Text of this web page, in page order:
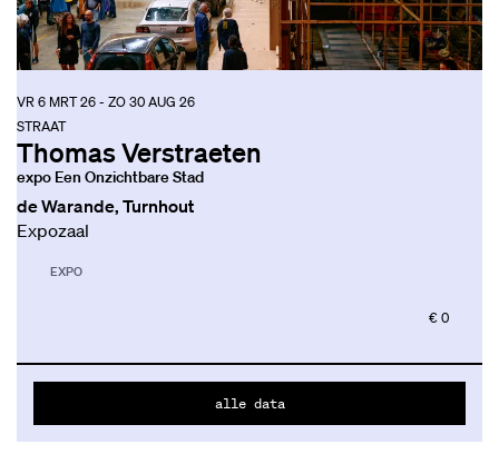
Thomas Verstraeten
expo Een Onzichtbare Stad
STRAAT
VR 6 MRT 26- ZO 30 AUG 26
de Warande, Turnhout
Expozaal
EXPO
€ 0
alle data